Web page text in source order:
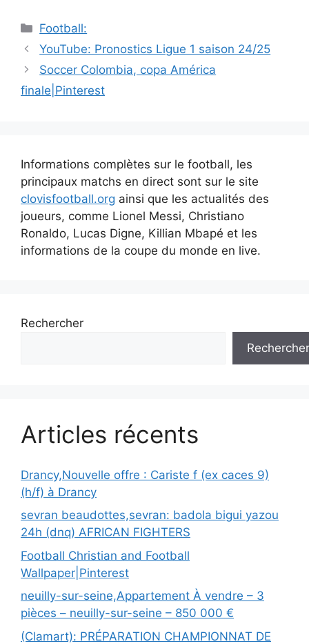
Catégories
Football:
Navigation
des
articles
YouTube: Pronostics Ligue 1 saison 24/25
Soccer Colombia, copa América
finale|Pinterest
Informations complètes sur le football, les
principaux matchs en direct sont sur le site
clovisfootball.org ainsi que les actualités des
joueurs, comme Lionel Messi, Christiano
Ronaldo, Lucas Digne, Killian Mbapé et les
informations de la coupe du monde en live.
Rechercher
Rechercher
Articles récents
Drancy,Nouvelle offre : Cariste f (ex caces 9)
(h/f) à Drancy
sevran beaudottes,sevran: badola bigui yazou
24h (dnq) AFRICAN FIGHTERS
Football Christian and Football
Wallpaper|Pinterest
neuilly-sur-seine,Appartement À vendre – 3
pièces – neuilly-sur-seine – 850 000 €
(Clamart): PRÉPARATION CHAMPIONNAT DE